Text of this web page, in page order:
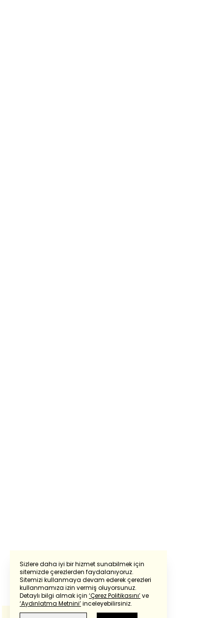
Sizlere daha iyi bir hizmet sunabilmek için
sitemizde çerezlerden faydalanıyoruz.
Sitemizi kullanmaya devam ederek çerezleri
kullanmamıza izin vermiş oluyorsunuz.
Detaylı bilgi almak için ‘Çerez Politikasını’ve
‘Aydınlatma Metnini’inceleyebilirsiniz.
Powered by Translate
Bu çevirideGoogle Transletekullanılmıştır.